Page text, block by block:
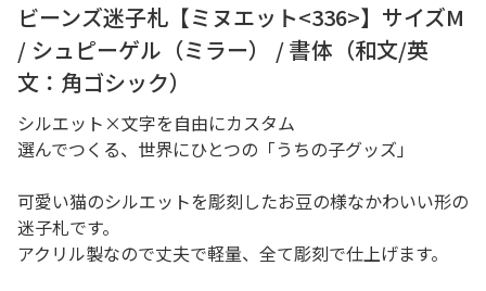
ビーンズ迷子札【ミヌエット<336>】サイズM
/ シュピーゲル（ミラー） / 書体（和文/英
文：角ゴシック）
シルエット×文字を自由にカスタム
選んでつくる、世界にひとつの「うちの子グッズ」
可愛い猫のシルエットを彫刻したお豆の様なかわいい形の
迷子札です。
アクリル製なので丈夫で軽量、全て彫刻で仕上げます。